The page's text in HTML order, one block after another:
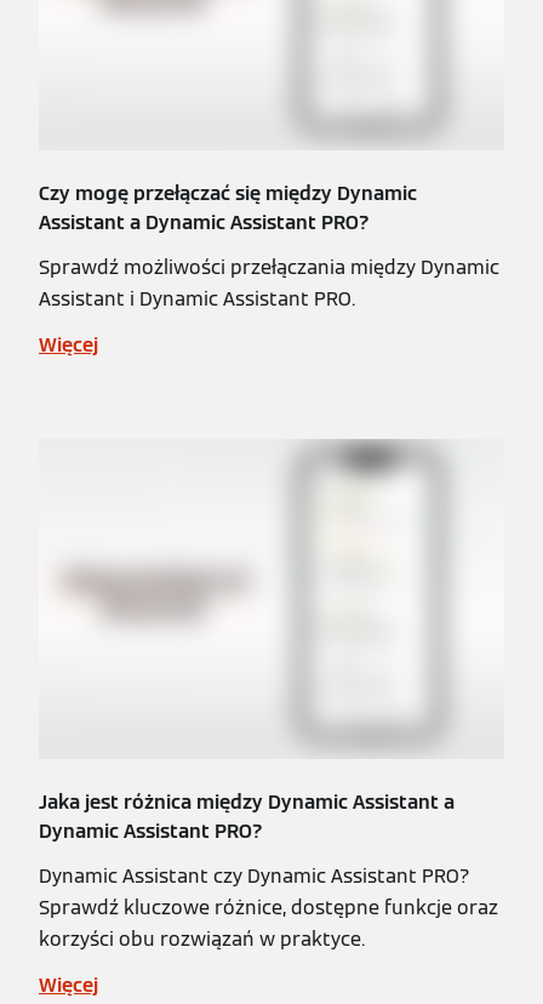
Czy mogę przełączać się między Dynamic
Assistant a Dynamic Assistant PRO?
Sprawdź możliwości przełączania między Dynamic
Assistant i Dynamic Assistant PRO.
Więcej
Jaka jest różnica między Dynamic Assistant a
Dynamic Assistant PRO?
Dynamic Assistant czy Dynamic Assistant PRO?
Sprawdź kluczowe różnice, dostępne funkcje oraz
korzyści obu rozwiązań w praktyce.
Więcej